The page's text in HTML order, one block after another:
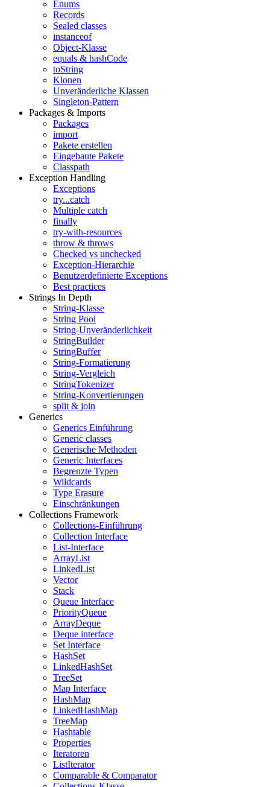
Enums
Records
Sealed classes
instanceof
Object-Klasse
equals & hashCode
toString
Klonen
Unveränderliche Klassen
Singleton-Pattern
Packages & Imports
Packages
import
Pakete erstellen
Eingebaute Pakete
Classpath
Exception Handling
Exceptions
try...catch
Multiple catch
finally
try-with-resources
throw & throws
Checked vs unchecked
Exception-Hierarchie
Benutzerdefinierte Exceptions
Best practices
Strings In Depth
String-Klasse
String Pool
String-Unveränderlichkeit
StringBuilder
StringBuffer
String-Formatierung
String-Vergleich
StringTokenizer
String-Konvertierungen
split & join
Generics
Generics Einführung
Generic classes
Generische Methoden
Generic Interfaces
Begrenzte Typen
Wildcards
Type Erasure
Einschränkungen
Collections Framework
Collections-Einführung
Collection Interface
List-Interface
ArrayList
LinkedList
Vector
Stack
Queue Interface
PriorityQueue
ArrayDeque
Deque interface
Set Interface
HashSet
LinkedHashSet
TreeSet
Map Interface
HashMap
LinkedHashMap
TreeMap
Hashtable
Properties
Iteratoren
ListIterator
Comparable & Comparator